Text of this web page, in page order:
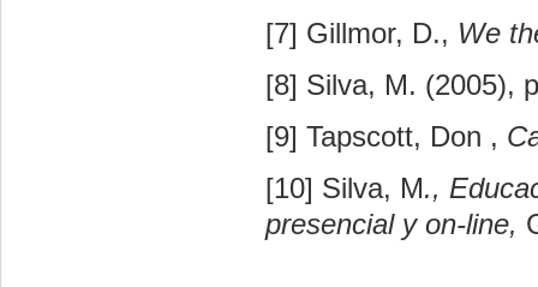
[7] Gillmor, D., We
[8] Silva, M. (2005),
[9] Tapscott, Don ,
[10] Silva, M.,
presencial y o­n-line,